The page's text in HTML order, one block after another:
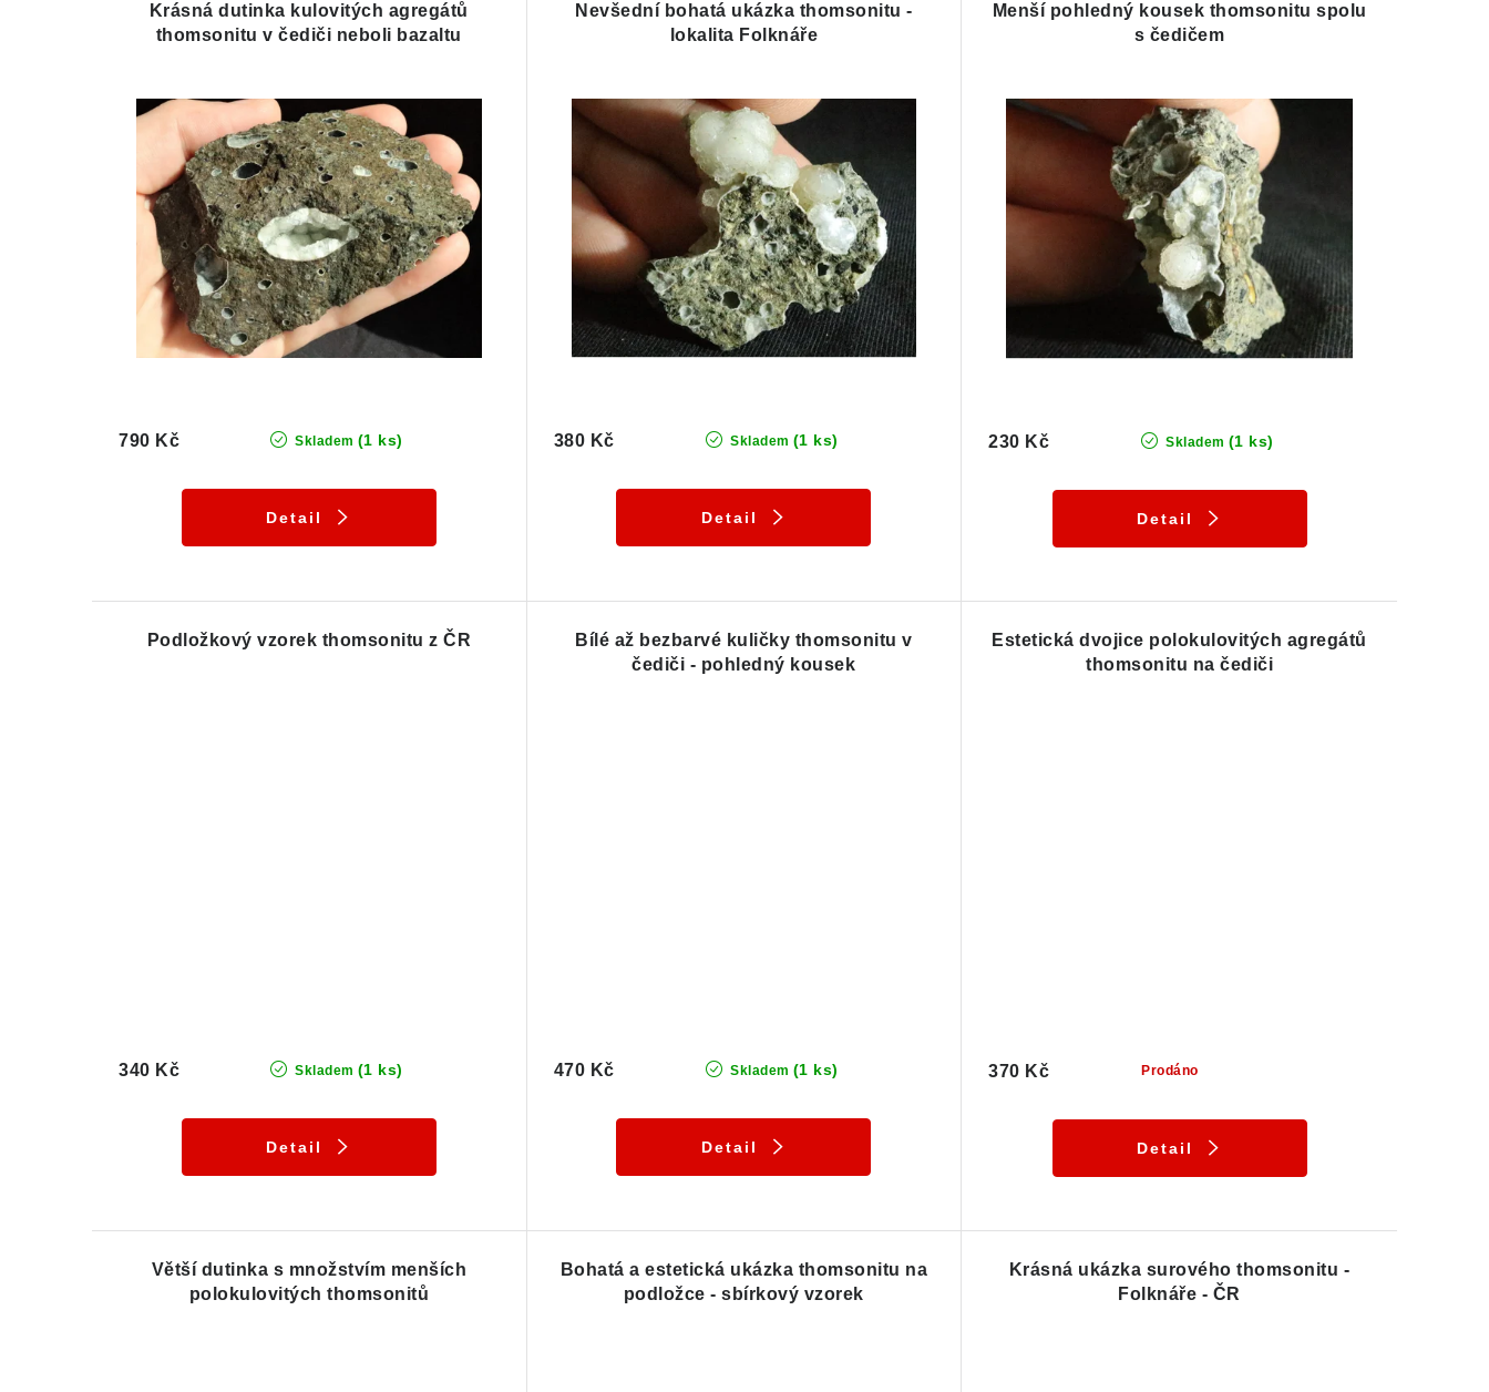
Krásná dutinka kulovitých agregátů
thomsonitu v čediči neboli bazaltu
Skladem (1 ks)
790 Kč
Detail
Nevšední bohatá ukázka thomsonitu -
lokalita Folknáře
Skladem (1 ks)
380 Kč
Detail
Menší pohledný kousek thomsonitu spolu
s čedičem
Skladem (1 ks)
230 Kč
Detail
Podložkový vzorek thomsonitu z ČR
Skladem (1 ks)
340 Kč
Detail
Bílé až bezbarvé kuličky thomsonitu v
čediči - pohledný kousek
Skladem (1 ks)
470 Kč
Detail
Estetická dvojice polokulovitých agregátů
thomsonitu na čediči
Prodáno
370 Kč
Detail
Větší dutinka s množstvím menších
polokulovitých thomsonitů
Bohatá a estetická ukázka thomsonitu na
podložce - sbírkový vzorek
Krásná ukázka surového thomsonitu -
Folknáře - ČR